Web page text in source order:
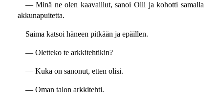
— Minä ne olen kaavaillut, sanoi Olli ja kohotti samalla
akkunapuitetta.
Saima katsoi häneen pitkään ja epäillen.
— Oletteko te arkkitehtikin?
— Kuka on sanonut, etten olisi.
— Oman talon arkkitehti.